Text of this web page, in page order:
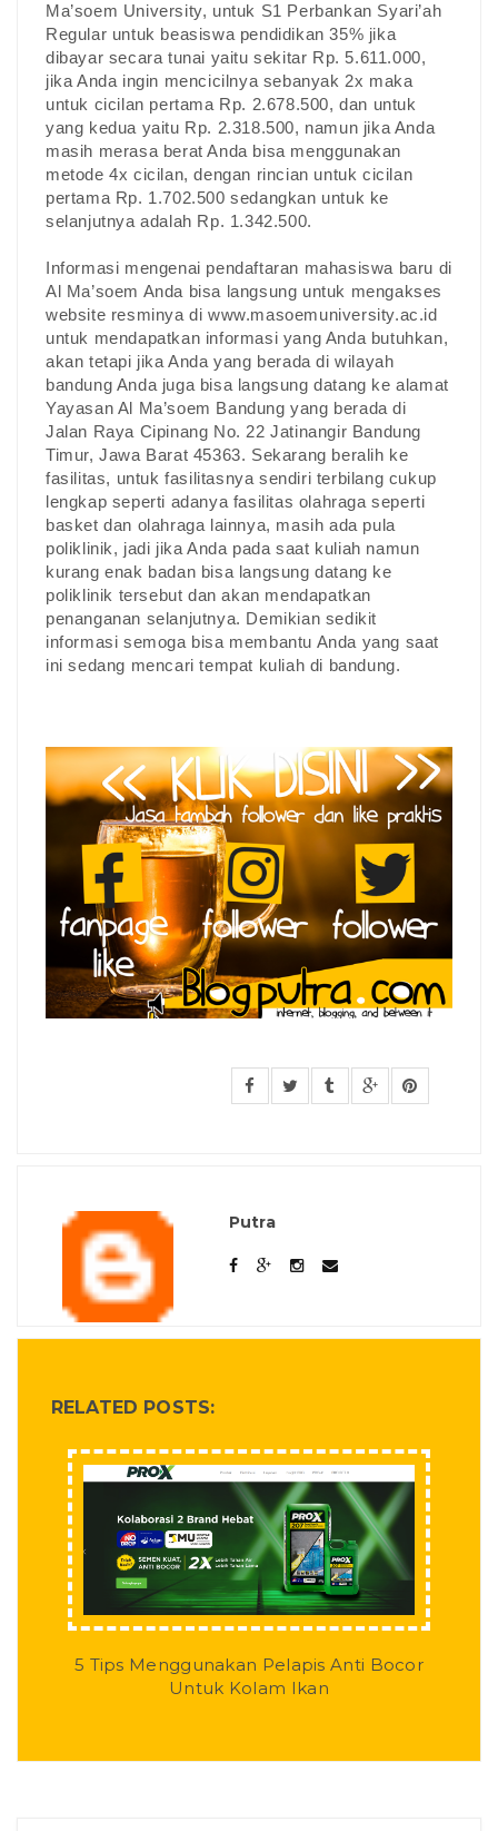
Ma’soem University, untuk S1 Perbankan Syari’ah
Regular untuk beasiswa pendidikan 35% jika
dibayar secara tunai yaitu sekitar Rp. 5.611.000,
jika Anda ingin mencicilnya sebanyak 2x maka
untuk cicilan pertama Rp. 2.678.500, dan untuk
yang kedua yaitu Rp. 2.318.500, namun jika Anda
masih merasa berat Anda bisa menggunakan
metode 4x cicilan, dengan rincian untuk cicilan
pertama Rp. 1.702.500 sedangkan untuk ke
selanjutnya adalah Rp. 1.342.500.
Informasi mengenai pendaftaran mahasiswa baru di
Al Ma’soem Anda bisa langsung untuk mengakses
website resminya di www.masoemuniversity.ac.id
untuk mendapatkan informasi yang Anda butuhkan,
akan tetapi jika Anda yang berada di wilayah
bandung Anda juga bisa langsung datang ke alamat
Yayasan Al Ma’soem Bandung yang berada di
Jalan Raya Cipinang No. 22 Jatinangir Bandung
Timur, Jawa Barat 45363. Sekarang beralih ke
fasilitas, untuk fasilitasnya sendiri terbilang cukup
lengkap seperti adanya fasilitas olahraga seperti
basket dan olahraga lainnya, masih ada pula
poliklinik, jadi jika Anda pada saat kuliah namun
kurang enak badan bisa langsung datang ke
poliklinik tersebut dan akan mendapatkan
penanganan selanjutnya. Demikian sedikit
informasi semoga bisa membantu Anda yang saat
ini sedang mencari tempat kuliah di bandung.
Putra
RELATED POSTS:
5 Tips Menggunakan Pelapis Anti Bocor
Untuk Kolam Ikan